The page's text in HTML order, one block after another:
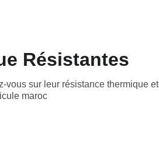
Résistantes
vous sur leur résistance thermique et
maroc